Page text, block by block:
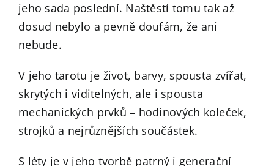
jeho sada poslední. Naštěstí tomu tak až
dosud nebylo a pevně doufám, že ani
nebude.
V jeho tarotu je život, barvy, spousta zvířat,
skrytých i viditelných, ale i spousta
mechanických prvků – hodinových koleček,
strojků a nejrůznějších součástek.
S léty je v jeho tvorbě patrný i generační